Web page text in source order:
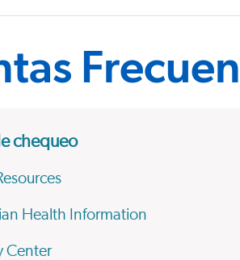
chequeo
Health Information
Center